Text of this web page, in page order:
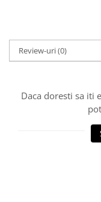
Review-uri(0)
Daca doresti sa iti